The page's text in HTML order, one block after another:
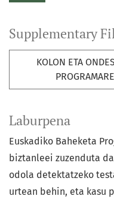
Supplementary
KOLON ETA
Laburpena
Euskadiko Baheketa
biztanleei zuzenduta
odola detektatzeko
urtean behin, eta kasu